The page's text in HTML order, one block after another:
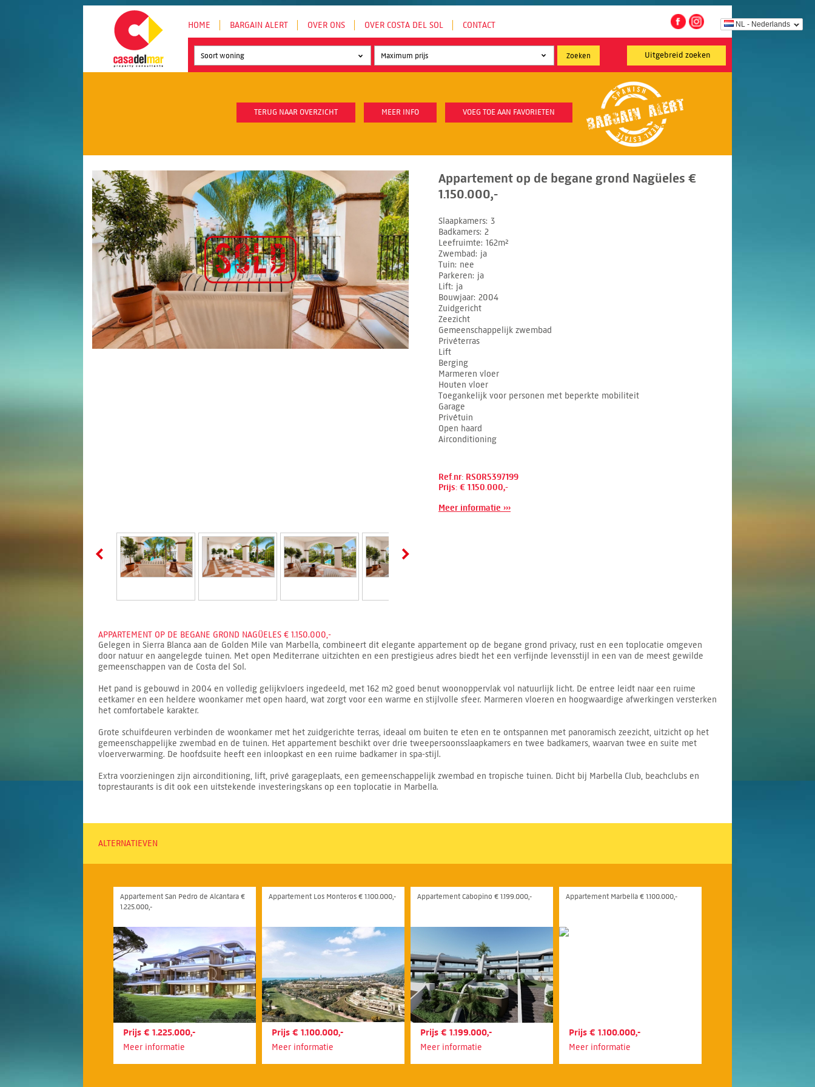
NL - Nederlands
HOME BARGAIN ALERT OVER ONS OVER COSTA DEL SOL CONTACT
Uitgebreid zoeken
Soort woning
TERUG NAAR OVERZICHT MEER INFO VOEG TOE AAN FAVORIETEN
Appartement op de begane grond Nagüeles €
1.150.000,-
Slaapkamers 3
Badkamers 2
Leefruimte 162m²
Zwembad
ja
Tuin nee
Parkeren ja
Lift ja
Bouwjaar 2004
Zuidgericht
Zeezicht
Gemeenschappelijk zwembad
Privéterras
Lift
Berging
Marmeren vloer
Houten vloer
Toegankelijk voor personen met beperkte mobiliteit
Garage
Privétuin
Open haard
Airconditioning
Ref.nr: RSOR5397199
Prijs: € 1.150.000,-
Meer informatie ›››
APPARTEMENT OP DE BEGANE GROND NAGÜELES € 1.150.000,-
Gelegen in Sierra Blanca aan de Golden Mile van Marbella, combineert dit elegante appartement op de begane grond privacy, rust en een toplocatie omgeven
door natuur en aangelegde tuinen. Met open Mediterrane uitzichten en een prestigieus adres biedt het een verfijnde levensstijl in een van de meest gewilde
gemeenschappen van de Costa del Sol.
Het pand is gebouwd in 2004 en volledig gelijkvloers ingedeeld, met 162 m2 goed benut woonoppervlak vol natuurlijk licht. De entree leidt naar een ruime
eetkamer en een heldere woonkamer met open haard, wat zorgt voor een warme en stijlvolle sfeer. Marmeren vloeren en hoogwaardige afwerkingen versterken
het comfortabele karakter.
Grote schuifdeuren verbinden de woonkamer met het zuidgerichte terras, ideaal om buiten te eten en te ontspannen met panoramisch zeezicht, uitzicht op het
gemeenschappelijke zwembad en de tuinen. Het appartement beschikt over drie tweepersoonsslaapkamers en twee badkamers, waarvan twee en suite met
vloerverwarming. De hoofdsuite heeft een inloopkast en een ruime badkamer in spa-stijl.
Extra voorzieningen zijn airconditioning, lift, privé garageplaats, een gemeenschappelijk zwembad en tropische tuinen. Dicht bij Marbella Club, beachclubs en
toprestaurants is dit ook een uitstekende investeringskans op een toplocatie in Marbella.
ALTERNATIEVEN
Appartement San Pedro de Alcántara €
1.225.000,-
Prijs € 1.225.000,-
Meer informatie
Appartement Los Monteros € 1.100.000,-
Prijs € 1.100.000,-
Meer informatie
Appartement Cabopino € 1.199.000,-
Prijs € 1.199.000,-
Meer informatie
Appartement Marbella € 1.100.000,-
Prijs € 1.100.000,-
Meer informatie